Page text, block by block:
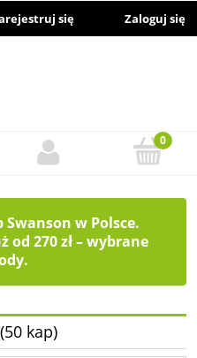
się Zaloguj się
w Polsce.
270 zł – wybrane
kap)